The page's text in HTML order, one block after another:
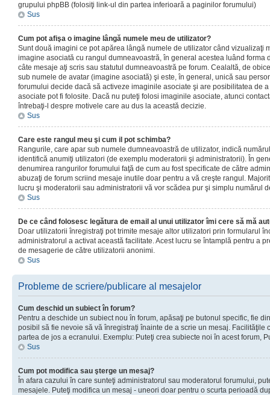
grupului phpBB (folosiţi link-ul din partea inferioară a paginilor forumului)
Sus
Cum pot afişa o imagine lângă numele meu de utilizator?
Sunt două imagini ce pot apărea lângă numele de utilizator când vizualizaţi
imagine asociată cu rangul dumneavoastră, în general acestea luând forma
câte mesaje aţi scris sau statutul dumneavoastră pe forum. Cealaltă, de
sub numele de avatar (imagine asociată) şi este, în general, unică sau
forumului decide dacă să activeze imaginile asociate şi are posibilitatea de
asociate pot fi folosite. Dacă nu puteţi folosi imaginile asociate, atunci
întrebaţi-l despre motivele care au dus la această decizie.
Sus
Care este rangul meu şi cum il pot schimba?
Rangurile, care apar sub numele dumneavoastră de utilizator, indică
identifică anumiţi utilizatori (de exemplu moderatorii şi administratorii). În
denumirea rangurilor forumului faţă de cum au fost specificate de către
abuzaţi de forum scriind mesaje inutile doar pentru a vă creşte rangul.
lucru şi moderatorii sau administratorii vă vor scădea pur şi simplu numărul
Sus
De ce când folosesc legătura de email al unui utilizator îmi cere să mă
Doar utilizatorii înregistraţi pot trimite mesaje altor utilizatori prin formularul
administratorul a activat această facilitate. Acest lucru se întamplă pentru a
de mesagerie de către utilizatorii anonimi.
Sus
Probleme de scriere/publicare al mesajelor
Cum deschid un subiect în forum?
Pentru a deschide un subiect nou în forum, apăsaţi pe butonul specific, fie
posibil să fie nevoie să vă înregistraţi înainte de a scrie un mesaj. Facilităţile
partea de jos a ecranului. Exemplu: Puteţi crea subiecte noi în acest forum,
Sus
Cum pot modifica sau şterge un mesaj?
În afara cazului în care sunteţi administratorul sau moderatorul forumului,
mesajele. Puteţi modifica un mesaj - uneori doar pentru o scurta perioadă